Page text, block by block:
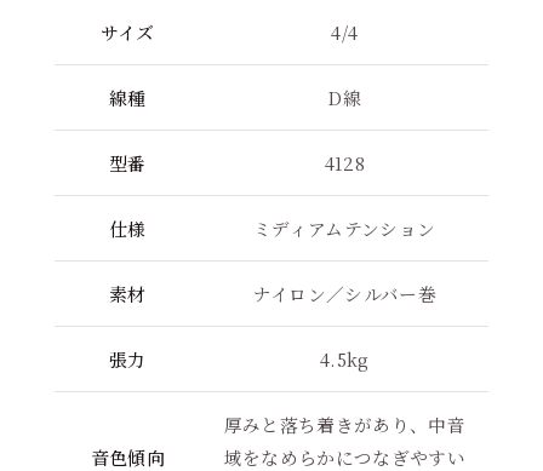
サイズ 4/4
線種 D線
型番 4128
仕様 ミディアムテンション
素材 ナイロン／シルバー巻
張力 4.5kg
音色傾向
厚みと落ち着きがあり、中音
域をなめらかにつなぎやすい